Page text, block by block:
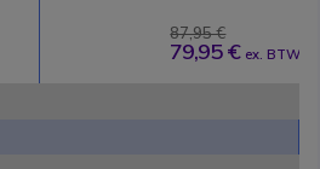
87,95 €
79,95 € ex. BTW